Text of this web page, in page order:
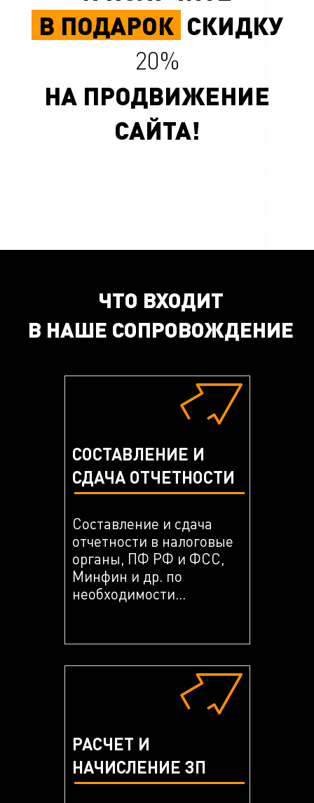
В ПОДАРОК СКИДКУ
20%
НА ПРОДВИЖЕНИЕ
САЙТА!
ЧТО ВХОДИТ
В НАШЕ СОПРОВОЖДЕНИЕ
СОСТАВЛЕНИЕ И
СДАЧА ОТЧЕТНОСТИ
Составление и сдача
отчетности в налоговые
органы, ПФ РФ и ФСС,
Минфин и др. по
необходимости...
РАСЧЕТ И
НАЧИСЛЕНИЕ ЗП